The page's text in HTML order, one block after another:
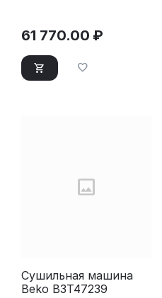
61 770.00 ₽
Сушильная машина
Beko B3T47239